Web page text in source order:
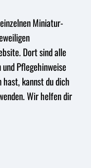
Miniatur-
Dort sind alle
Pflegehinweise
hast, kannst du dich
Wir helfen dir